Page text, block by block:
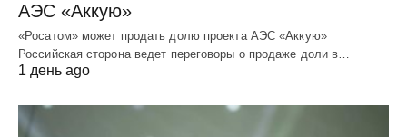
АЭС «Аккую»
«Росатом» может продать долю проекта АЭС «Аккую»
Российская сторона ведет переговоры о продаже доли в…
1 день ago